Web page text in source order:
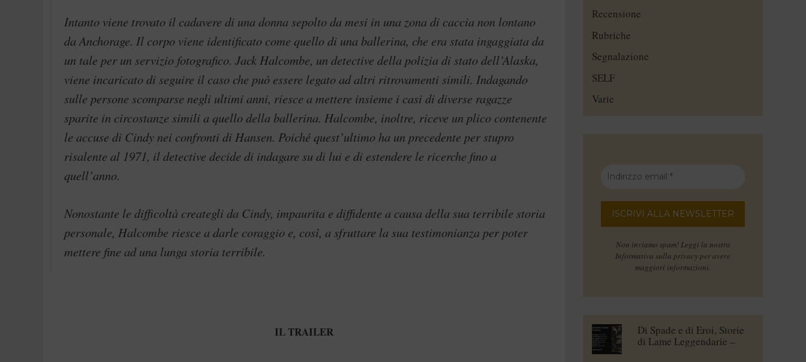
Intanto viene trovato il cadavere di una donna sepolto da mesi in una zona di caccia non lontano
da Anchorage. Il corpo viene identificato come quello di una ballerina, che era stata ingaggiata da
un tale per un servizio fotografico. Jack Halcombe, un detective della polizia di stato dell’Alaska,
viene incaricato di seguire il caso che può essere legato ad altri ritrovamenti simili. Indagando
sulle persone scomparse negli ultimi anni, riesce a mettere insieme i casi di diverse ragazze
sparite in circostanze simili a quello della ballerina. Halcombe, inoltre, riceve un plico contenente
le accuse di Cindy nei confronti di Hansen. Poiché quest’ultimo ha un precedente per stupro
risalente al 1971, il detective decide di indagare su di lui e di estendere le ricerche fino a
quell’anno.
Nonostante le difficoltà creategli da Cindy, impaurita e diffidente a causa della sua terribile storia
personale, Halcombe riesce a darle coraggio e, così, a sfruttare la sua testimonianza per poter
mettere fine ad una lunga storia terribile.
IL TRAILER
Recensione
Rubriche
Segnalazione
SELF
Varie
Non inviamo spam! Leggi la nostra
Informativa sulla privacy per avere
maggiori informazioni.
Di Spade e di Eroi, Storie
di Lame Leggendarie –